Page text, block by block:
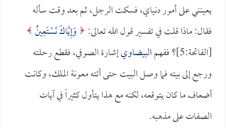
يعينني على أمور دنياي، فسكت الرجل، ثم بعد وقت سأله
فقال: ماذا قلت في تفسير قول الله تعالى:
وَإِيَّاكَ نَسْتَعِينُ
[الفاتحة:5]؟ ففهم
البيضاويإشارة الصوفي، فقطع رحلته
ورجع إلى بيته فما وصل البيت حتى أتته معونة الملك، وكانت
أضعاف ما كان يتوقعه، لكنه مع هذا يتأول كثيراً في آيات
الصفات على مذهبه.